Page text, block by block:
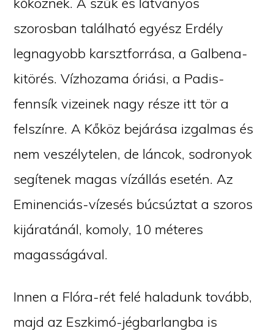
szorosban található egyész Erdély
legnagyobb karsztforrása, a Galbena-
kitörés. Vízhozama óriási, a Padis-
fennsík vizeinek nagy része itt tör a
felszínre. A Kőköz bejárása izgalmas és
nem veszélytelen, de láncok, sodronyok
segítenek magas vízállás esetén. Az
Eminenciás-vízesés búcsúztat a szoros
kijáratánál, komoly, 10 méteres
magasságával.
Innen a Flóra-rét felé haladunk tovább,
majd az Eszkimó-jégbarlangba is